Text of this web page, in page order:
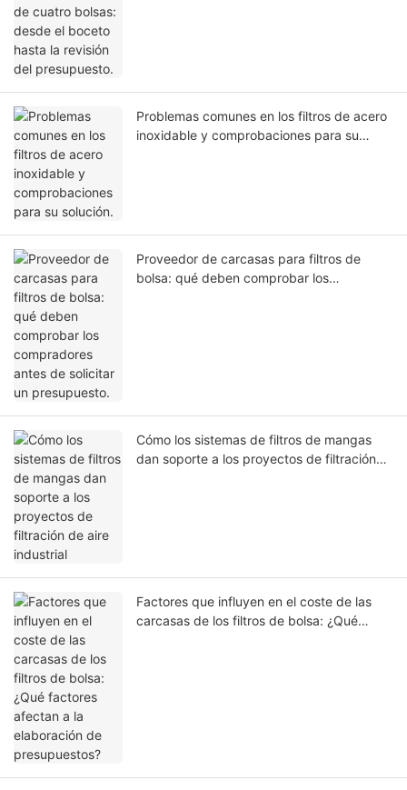
Problemas comunes en los filtros de acero
inoxidable y comprobaciones para su
Proveedor de carcasas para filtros de
bolsa: qué deben comprobar los
Cómo los sistemas de filtros de mangas
dan soporte a los proyectos de filtración
Factores que influyen en el coste de las
carcasas de los filtros de bolsa: ¿Qué